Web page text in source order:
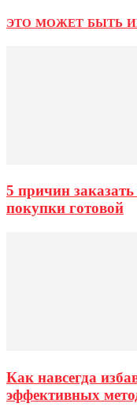
ЭТО МОЖЕТ БЫТЬ
5 причин
покупки готовой
Как навсегда
эффективных